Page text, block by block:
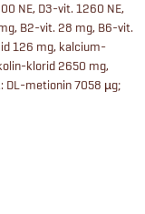
NE, D3-vit. 1260 NE,
B2-vit. 28 mg, B6-vit.
126 mg, kalcium-
klorid 2650 mg,
DL-metionin 7058 µg;